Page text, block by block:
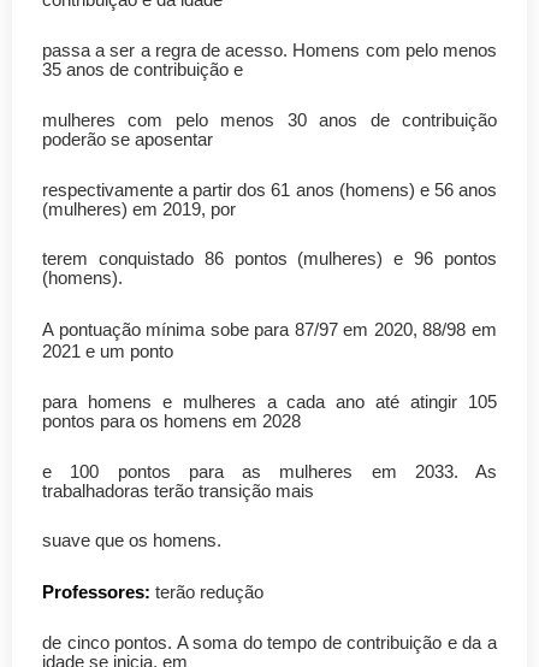
passa a ser a regra de acesso. Homens com pelo menos
35 anos de contribuição e
mulheres com pelo menos 30 anos de contribuição
poderão se aposentar
respectivamente a partir dos 61 anos (homens) e 56 anos
(mulheres) em 2019, por
terem conquistado 86 pontos (mulheres) e 96 pontos
(homens).
A pontuação mínima sobe para 87/97 em 2020, 88/98 em
2021 e um ponto
para homens e mulheres a cada ano até atingir 105
pontos para os homens em 2028
e 100 pontos para as mulheres em 2033. As
trabalhadoras terão transição mais
suave que os homens.
Professores: terão redução
de cinco pontos. A soma do tempo de contribuição e da a
idade se inicia, em